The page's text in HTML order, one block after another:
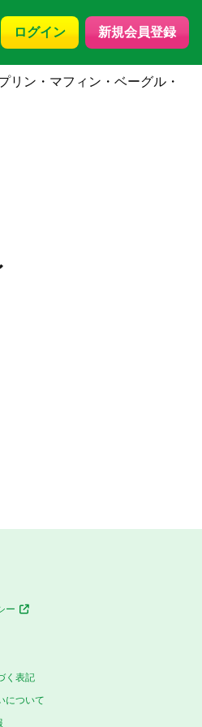
ログイン 新規会員登録
リン・マフィン・ベーグル・ス
ー
く表記
について